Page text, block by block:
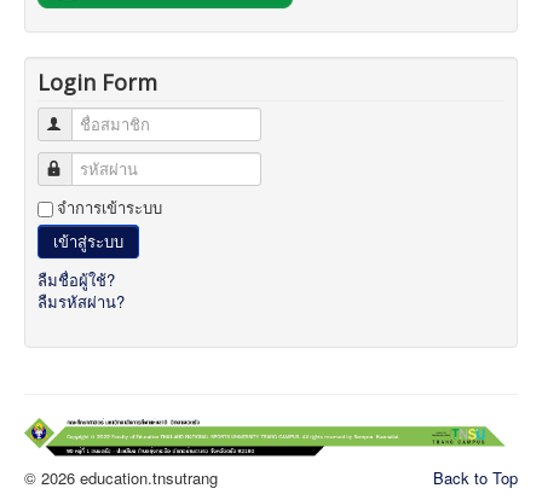
Login Form
ชื่อสมาชิก
รหัสผ่าน
จำการเข้าระบบ
เข้าสู่ระบบ
ลืมชื่อผู้ใช้?
ลืมรหัสผ่าน?
Back to Top
© 2026 education.tnsutrang